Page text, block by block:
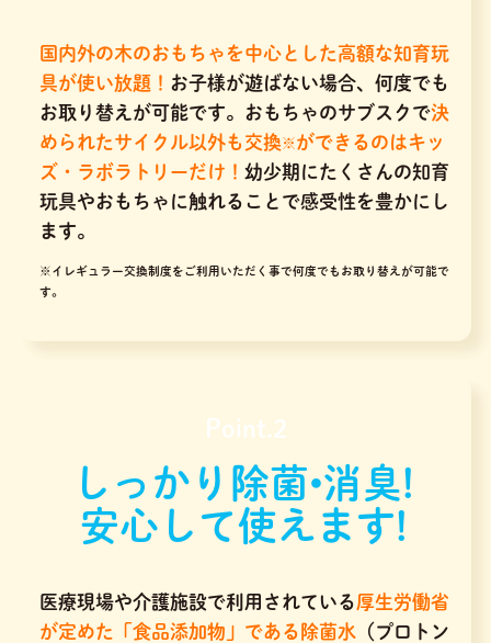
国内外の木のおもちゃを中心とした高額な知育玩
具が使い放題！ お子様が遊ばない場合、何度でも
お取り替えが可能です。おもちゃのサブスクで決
められたサイクル以外も交換※ ができるのはキッ
ズ・ラボラトリーだけ！ 幼少期にたくさんの知育
玩具やおもちゃに触れることで感受性を豊かにし
ます。
※イレギュラー交換制度をご利用いただく事で何度でもお取り替えが可能で
す。
Point.2
しっかり除菌•消臭!
安心して使えます!
医療現場や介護施設で利用されている厚生労働省
が定めた「食品添加物」である除菌水 （プロトン